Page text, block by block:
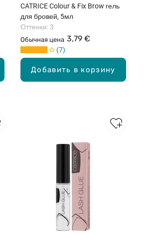
Добавить в корзину
CATRICE Colour & Fix Brow гель
для бровей, 5мл
Обычная цена 3,79 €
Оттенки: 3
7